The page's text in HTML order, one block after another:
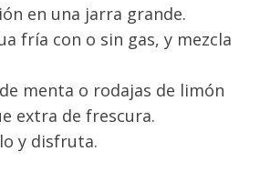
en una jarra grande.
fría con o sin gas, y mezcla
menta o rodajas de limón
extra de frescura.
y disfruta.